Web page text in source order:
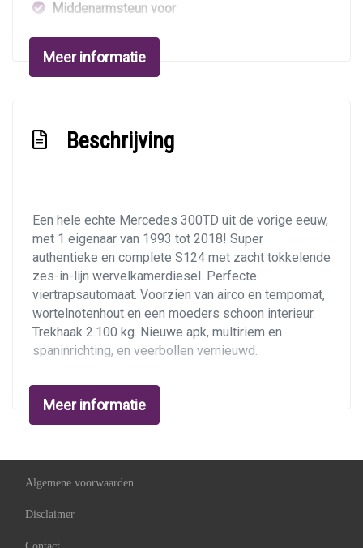
Middenarmsteun voor
Stuurbekrachtiging
Overige
Bestuurdersairbag
Meer informatie
Beschrijving
Een hele echte Mercedes 300TD uit de vorige eeuw,
met 1 eigenaar van 1993 tot 2018! Super
authentieke en complete S124 met zacht tokkelende
zes-in-lijn wervelkamerdiesel. Perfecte
viertrapsautomaat. Voorzien van airco en tempomat,
wortelnotenhout en een moeders schoon interieur.
Trekhaak 2.100 kg. Nieuwe apk, multiriem en
spaninrichting, en veerbollen vernieuwd.
Techniek
De OM603 motor en 722.4 automatische
transmissie vormen een uiterst bedrijfszekere
drieliter zescilinderdiesel met voorkamer
produceert 109 pk, waarmee de grote kombi soepel
olie, lekt niet en de automaat schakelt zacht door de
Meer informatie
Algemene voorwaarden
Disclaimer